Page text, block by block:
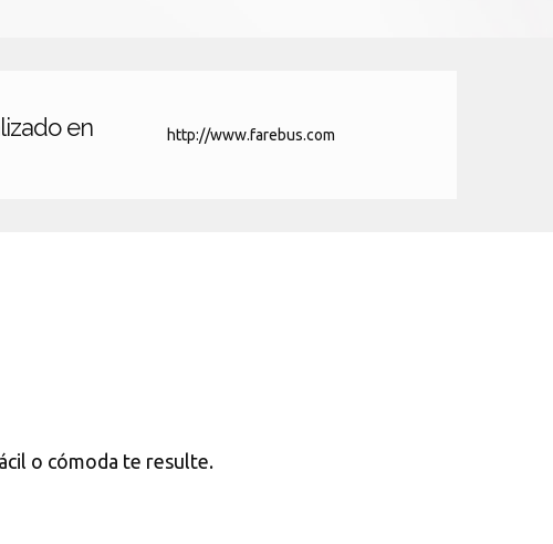
en
http://www.farebus.com
o cómoda te resulte.